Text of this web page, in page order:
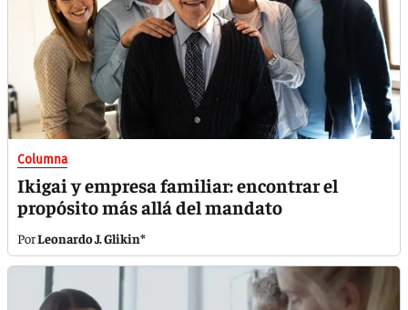
Columna
Ikigai y empresa familiar: encontrar el
propósito más allá del mandato
Leonardo J. Glikin*